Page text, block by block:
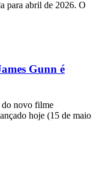
para abril de 2026. O
Gunn é
do novo filme
hoje (15 de maio